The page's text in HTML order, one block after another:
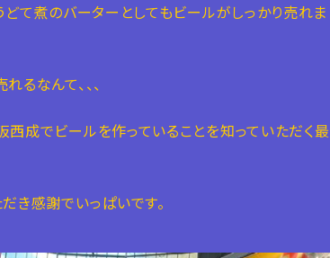
て煮のバーターとしてもビールがしっかり売れま
なんて、、、
成でビールを作っていることを知っていただく最
き感謝でいっぱいです。